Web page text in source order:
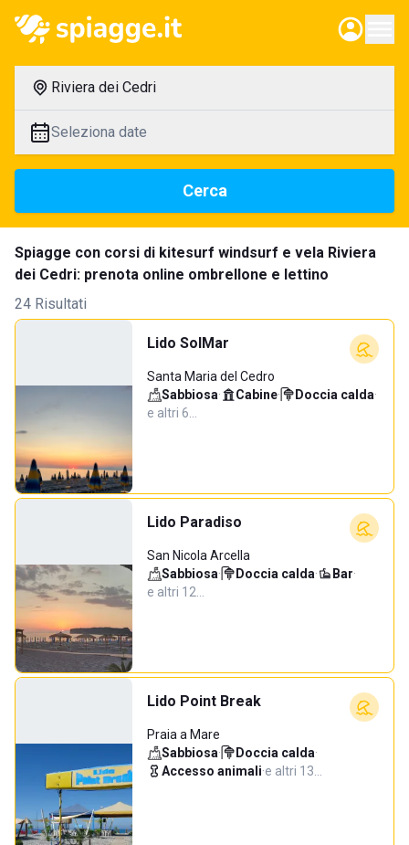
Riviera dei Cedri
Seleziona date
Cerca
Spiagge con corsi di kitesurf windsurf e vela Riviera
dei Cedri: prenota online ombrellone e lettino
24 Risultati
Lido SolMar
Santa Maria del Cedro
Sabbiosa· Cabine· Doccia calda·
e altri 6…
Lido Paradiso
San Nicola Arcella
Sabbiosa· Doccia calda· Bar·
e altri 12…
Lido Point Break
Praia a Mare
Sabbiosa· Doccia calda·
Accesso animali·e altri 13…